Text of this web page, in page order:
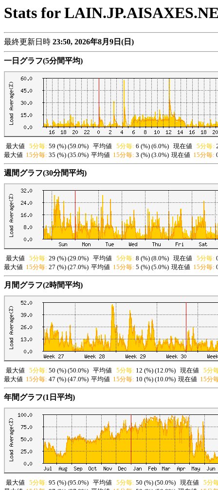
Stats for
最終更新日時 23:50, 2026年8月9日(日)
一日グラフ(5分間平均)
最大値 5分毎: 59 (%) (59.0%) 平均値 5分毎: 6 (%) (6.0%) 現在値 5分毎:
最大値 15分毎: 35 (%) (35.0%) 平均値 15分毎: 3 (%) (3.0%) 現在値 15分毎:
週間グラフ(30分間平均)
最大値 5分毎: 29 (%) (29.0%) 平均値 5分毎: 8 (%) (8.0%) 現在値 5分毎:
最大値 15分毎: 27 (%) (27.0%) 平均値 15分毎: 5 (%) (5.0%) 現在値 15分毎:
月間グラフ(2時間平均)
最大値 5分毎: 50 (%) (50.0%) 平均値 5分毎: 12 (%) (12.0%) 現在値 5分
最大値 15分毎: 47 (%) (47.0%) 平均値 15分毎: 10 (%) (10.0%) 現在値 15分
年間グラフ(1日平均)
最大値 5分毎: 95 (%) (95.0%) 平均値 5分毎: 50 (%) (50.0%) 現在値 5分